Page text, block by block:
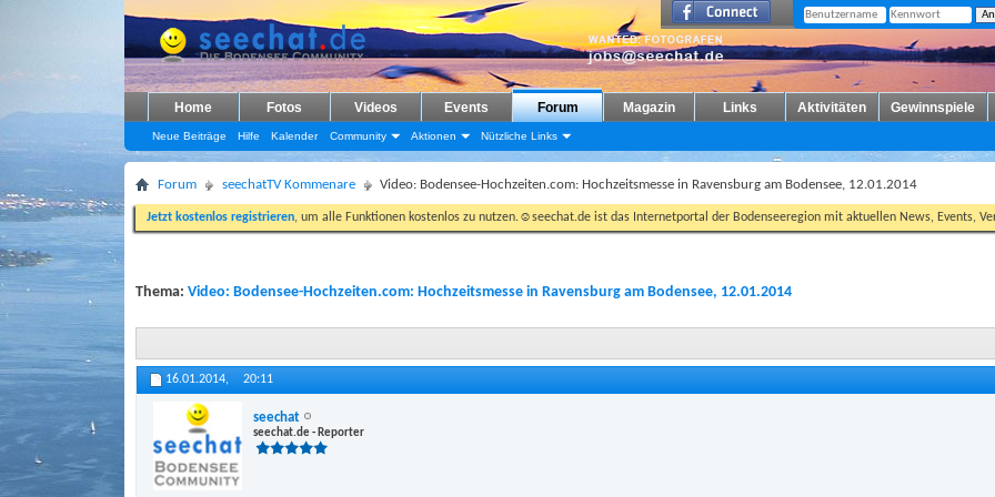
Home Fotos Videos Events Forum
Neue Beiträge Hilfe Kalender Community Aktionen Nützliche Links
Magazin Links Aktivitäten Gewinnspiele
Forum seechatTV Kommenare Video: Bodensee-Hochzeiten.com: Hochzeitsmesse in Ravensburg am Bodensee, 12.01.2014
Jetzt kostenlos registrieren, um alle Funktionen kostenlos zu nutzen.☺seechat.de ist das Internetportal der Bodenseeregion mit aktuellen News, Events,
Thema: Video: Bodensee-Hochzeiten.com: Hochzeitsmesse in Ravensburg am Bodensee, 12.01.2014
16.01.2014, 20:11
seechat
seechat.de - Reporter